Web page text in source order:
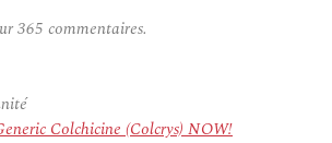
365 commentaires.
Colchicine (Colcrys) NOW!